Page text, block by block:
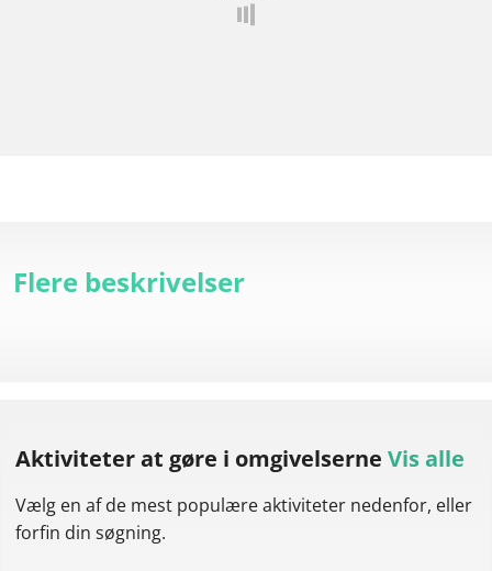
Flere beskrivelser
Aktiviteter at gøre i omgivelserne Vis alle
Vælg en af de mest populære aktiviteter nedenfor, eller
forfin din søgning.